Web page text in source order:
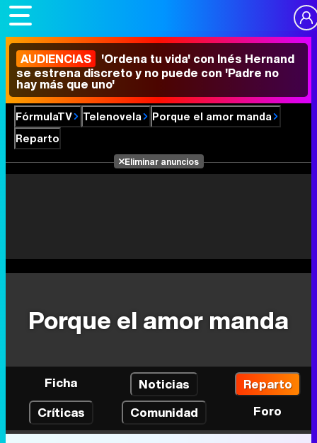
AUDIENCIAS 'Ordena tu vida' con Inés Hernand
se estrena discreto y no puede con 'Padre no
hay más que uno'
FórmulaTV Telenovela
Porque el amor manda
Reparto
Eliminar anuncios
Porque el amor manda
Ficha Noticias
Reparto
Críticas
Comunidad Foro